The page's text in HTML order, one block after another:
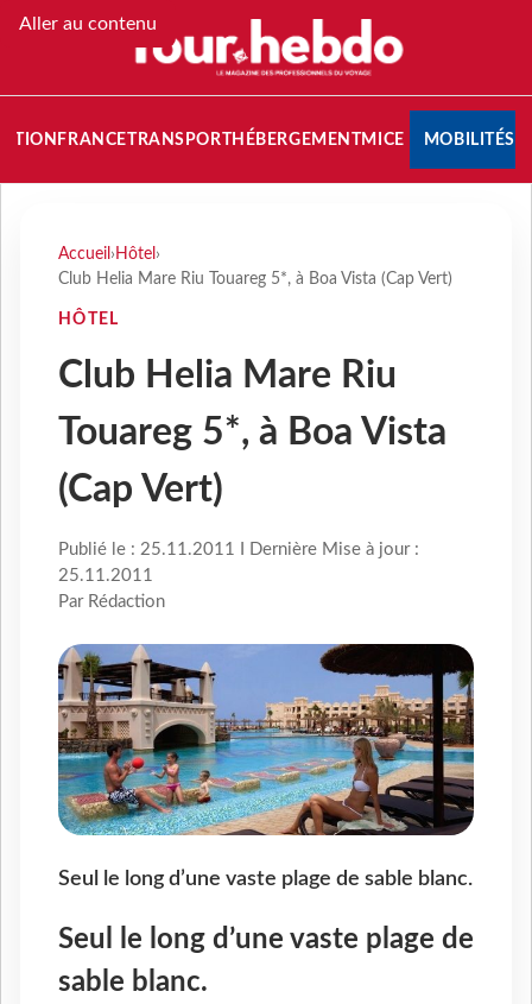
Aller au contenu
FRANCETRANSPORT HÉBERGEMENTMICE MOBILITÉS
Accueil › Hôtel ›
Club Helia Mare Riu Touareg 5*, à Boa Vista (Cap Vert)
HÔTEL
Club Helia Mare Riu
Touareg 5*, à Boa Vista
(Cap Vert)
Publié le : 25.11.2011 I Dernière Mise à jour :
25.11.2011
Par Rédaction
Seul le long d’une vaste plage de sable blanc.
Seul le long d’une vaste plage de
sable blanc.